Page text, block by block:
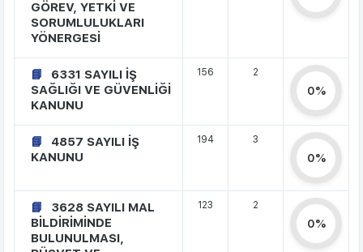
GÖREV, YETKİ VE
SORUMLULUKLARI
YÖNERGESİ
6331 SAYILI İŞ
SAĞLIĞI VE GÜVENLİĞİ
KANUNU
156 2
0%
4857 SAYILI İŞ
KANUNU
194 3
0%
3628 SAYILI MAL
BİLDİRİMİNDE
BULUNULMASI,
123 2
0%